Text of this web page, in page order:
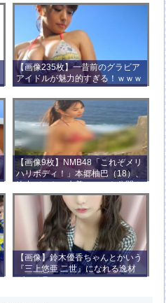
【画像235枚】一昔前のグラビア
アイドルが魅力的すぎる！ｗｗｗ
【画像9枚】NMB48「これぞメリ
ハリボディ！」本郷柚巴（18）、
迫力バストの水着ショット公開！
【画像】鈴木優香ちゃんとかいう
『三上悠亜 二世』になれる逸材
がコチラ